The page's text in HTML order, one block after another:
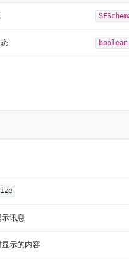
boolean
讯息
示的内容